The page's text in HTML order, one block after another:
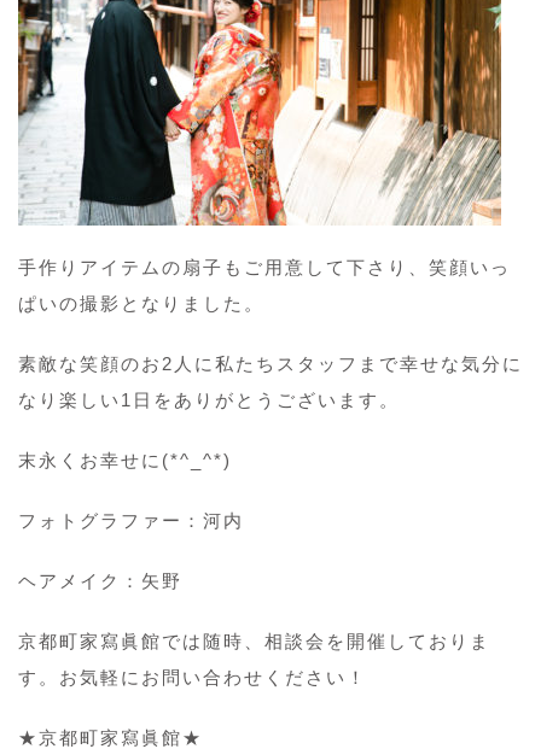
手作りアイテムの扇子もご用意して下さり、笑顔いっ
ぱいの撮影となりました。
素敵な笑顔のお2人に私たちスタッフまで幸せな気分に
なり楽しい1日をありがとうございます。
末永くお幸せに(*^_^*)
フォトグラファー：河内
ヘアメイク：矢野
京都町家寫眞館では随時、相談会を開催しておりま
す。お気軽にお問い合わせください！
★京都町家寫眞館★